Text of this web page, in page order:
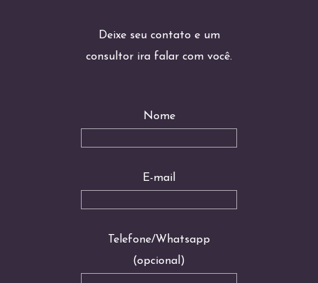
Deixe seu contato e um
consultor ira falar com você.
Nome
E-mail
Telefone/Whatsapp
(opcional)